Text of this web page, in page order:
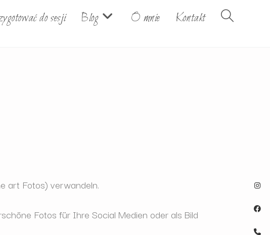
do sesji Blog O mnie Kontakt
art Fotos) verwandeln.
Fotos für Ihre Social Medien oder als Bild